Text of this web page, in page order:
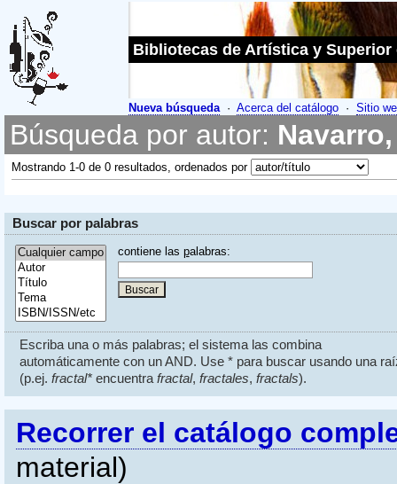
Bibliotecas de Artística y Superior
Nueva búsqueda· Acerca del catálogo · Sitio
Búsqueda por autor:
Mostrando 1-0 de 0 resultados, ordenados por
Buscar por palabras
contiene las palabras:
Escriba una o más palabras; el sistema las combina
automáticamente con un AND. Use * para buscar usando una
(p.ej. fractal*encuentra fractal, fractales, fractals).
Recorrer el catálogo
material)